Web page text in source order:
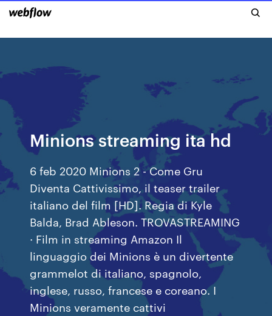
Minions streaming ita hd
6 feb 2020 Minions 2 - Come Gru
Diventa Cattivissimo, il teaser trailer
italiano del film [HD]. Regia di Kyle
Balda, Brad Ableson. TROVASTREAMING
· Film in streaming Amazon Il
linguaggio dei Minions è un divertente
grammelot di italiano, spagnolo,
inglese, russo, francese e coreano. I
Minions veramente cattivi